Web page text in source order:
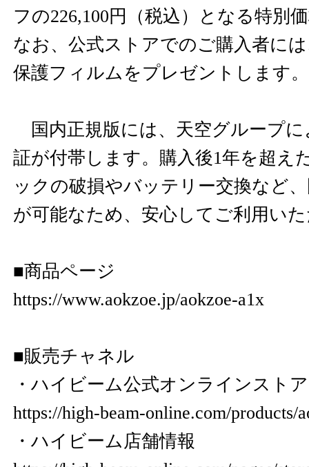
フの226,100円（税込）となる特別
なお、公式ストアでのご購入者に
保護フィルムをプレゼントします。
国内正規版には、天空グループに
証が付帯します。購入後1年を超え
ックの破損やバッテリー交換など
が可能なため、安心してご利用い
■︎商品ページ
https://www.aokzoe.jp/aokzoe-a1x
■︎販売チャネル
・ハイビーム公式オンラインストア
https://high-beam-online.com/products/
・ハイビーム店舗情報